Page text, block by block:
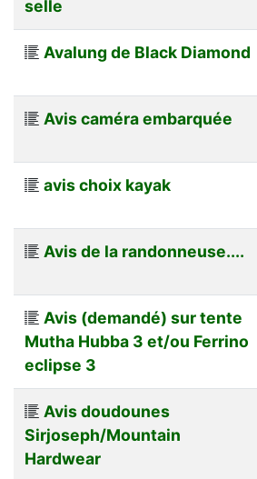
selle
Avalung de Black Diamond
Avis caméra embarquée
avis choix kayak
Avis de la randonneuse....
Avis (demandé) sur tente
Mutha Hubba 3 et/ou Ferrino
eclipse 3
Avis doudounes
Sirjoseph/Mountain
Hardwear